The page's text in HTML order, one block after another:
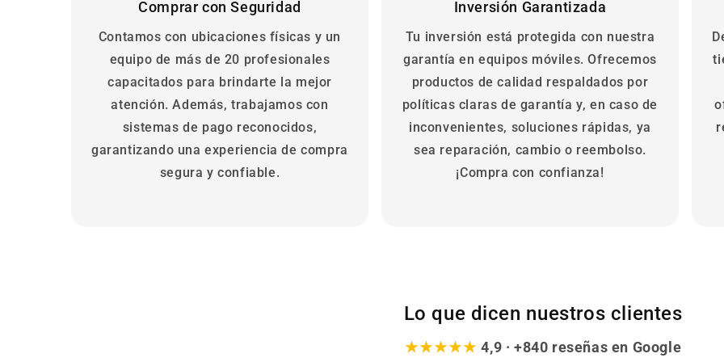
Comprar con Seguridad
Contamos con ubicaciones físicas y un
equipo de más de 20 profesionales
capacitados para brindarte la mejor
atención. Además, trabajamos con
sistemas de pago reconocidos,
garantizando una experiencia de compra
segura y confiable.
Inversión Garantizada
Tu inversión está protegida con nuestra
garantía en equipos móviles. Ofrecemos
productos de calidad respaldados por
políticas claras de garantía y, en caso de
inconvenientes, soluciones rápidas, ya
sea reparación, cambio o reembolso.
¡Compra con confianza!
Lo que dicen nuestros clientes
★★★★★ 4,9 · +840 reseñas en Google